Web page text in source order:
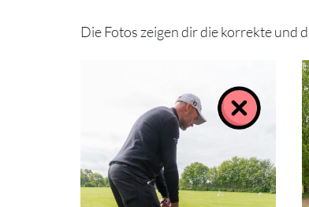
Die Fotos zeigen dir die korrekte und